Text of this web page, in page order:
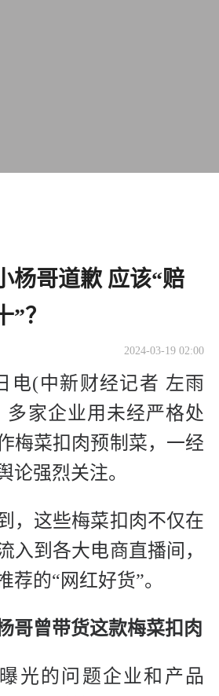
杨哥道歉 应该“赔
”？
2024-03-19 02:00
电(中新财经记者 左雨
多家企业用未经严格处
梅菜扣肉预制菜，一经
论强烈关注。
，这些梅菜扣肉不仅在
入到各大电商直播间，
荐的“网红好货”。
哥曾带货这款梅菜扣肉
曝光的问题企业和产品